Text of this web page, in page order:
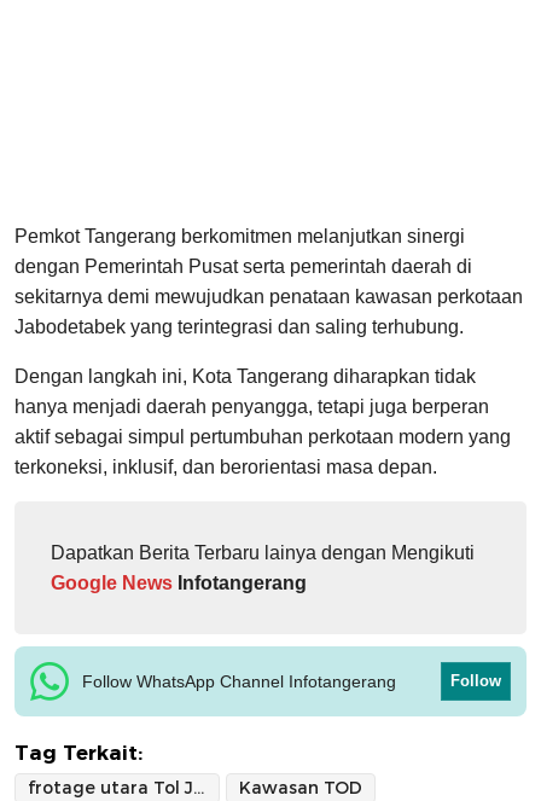
Pemkot Tangerang berkomitmen melanjutkan sinergi
dengan Pemerintah Pusat serta pemerintah daerah di
sekitarnya demi mewujudkan penataan kawasan perkotaan
Jabodetabek yang terintegrasi dan saling terhubung.
Dengan langkah ini, Kota Tangerang diharapkan tidak
hanya menjadi daerah penyangga, tetapi juga berperan
aktif sebagai simpul pertumbuhan perkotaan modern yang
terkoneksi, inklusif, dan berorientasi masa depan.
Dapatkan Berita Terbaru lainya dengan Mengikuti
Google News Infotangerang
Follow WhatsApp Channel Infotangerang Follow
Tag Terkait:
frotage utara Tol Jakarta-Merak Kawasan TOD